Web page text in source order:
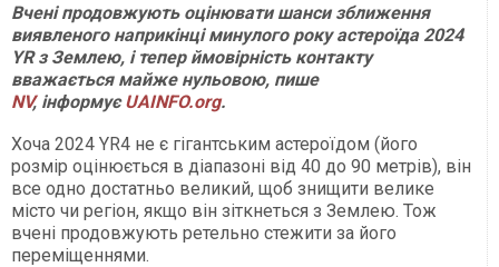
Вчені продовжують оцінювати шанси зближення
виявленого наприкінці минулого року астероїда 2024
YR з Землею, і тепер ймовірність контакту
вважається майже нульовою, пише
NV, інформуєUAINFO.org.
Хоча 2024 YR4 не є гігантським астероїдом (його
розмір оцінюється в діапазоні від 40 до 90 метрів), він
все одно достатньо великий, щоб знищити велике
місто чи регіон, якщо він зіткнеться з Землею. Тож
вчені продовжують ретельно стежити за його
переміщеннями.